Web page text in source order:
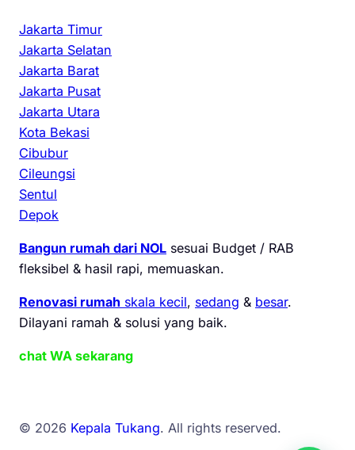
Jakarta Timur
Jakarta Selatan
Jakarta Barat
Jakarta Pusat
Jakarta Utara
Kota Bekasi
Cibubur
Cileungsi
Sentul
Depok
Bangun rumah dari NOL sesuai Budget / RAB
fleksibel & hasil rapi, memuaskan.
Renovasi rumah skala kecil, sedang & besar.
Dilayani ramah & solusi yang baik.
chat WA sekarang
© 2026 Kepala Tukang. All rights reserved.